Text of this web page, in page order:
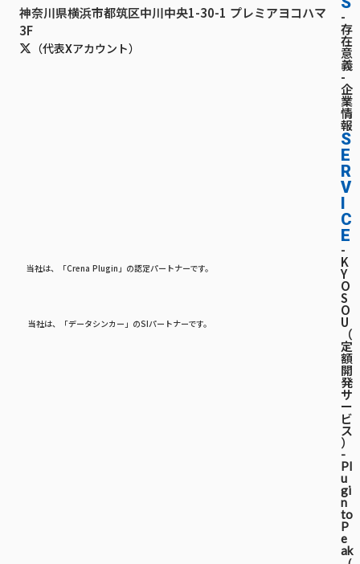
神奈川県横浜市都筑区中川中央1-30-1 プレミアヨコハマ
3F
（代表Xアカウント）
当社は、「Crena Plugin」の認定パートナーです。
当社は、「データシンカー」のSIパートナーです。
-
存
在
意
義
-
企
業
情
報
S
E
R
V
I
C
E
-
K
Y
O
S
O
U
（
定
額
開
発
サ
ー
ビ
ス
）
-
Pl
u
gi
n
to
P
e
ak